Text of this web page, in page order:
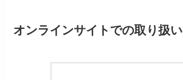
オンラインサイトでの取り扱い